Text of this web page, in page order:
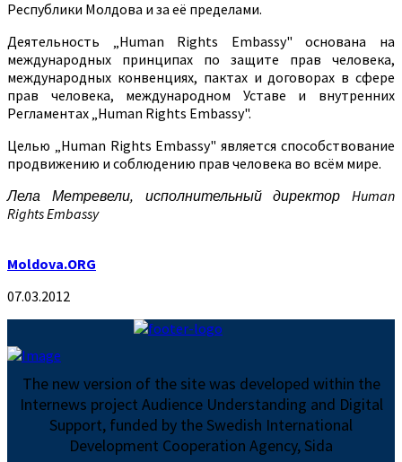
Республики Молдова и за её пределами.
Деятельность „Human Rights Embassy" основана на
международных принципах по защите прав человека,
международных конвенциях, пактах и договорах в сфере
прав человека, международном Уставе и внутренних
Регламентах „Human Rights Embassy".
Целью „Human Rights Embassy" является способствование
продвижению и соблюдению прав человека во всём мире.
Лела Метревели, исполнительный директор Human
Rights Embassy
Moldova.ORG
07.03.2012
The new version of the site was developed within the
Internews project Audience Understanding and Digital
Support, funded by the Swedish International
Development Cooperation Agency, Sida